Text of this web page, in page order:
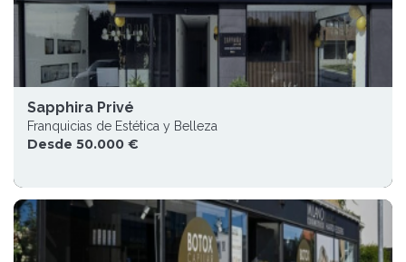
Sapphira Privé
Franquicias de Estética y Belleza
Desde 50.000 €